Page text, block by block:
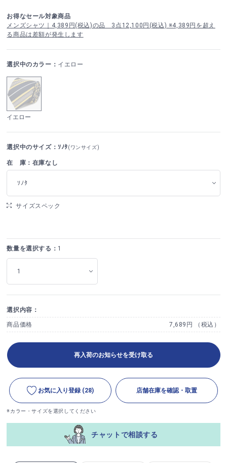
お得なセール対象商品
メンズシャツ｜4,389円(税込)の品 3点12,100円(税込) ※4,389円を超え
る商品は差額が発生します
選択中のカラー： イエロー
イエロー
選択中のサイズ：ｿﾉﾀ(ワンサイズ)
在 庫：在庫なし
ｿﾉﾀ
サイズスペック
数量を選択する： 1
選択内容：
商品価格 7,689円 （税込）
再入荷のお知らせを受け取る
お気に入り登録 (28) 店舗在庫を確認・取置
※カラー・サイズを選択してください
チャットで相談する